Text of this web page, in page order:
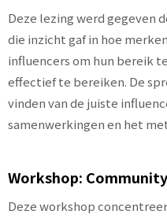
Deze lezing werd gegeven
die inzicht gaf in hoe
influencers om hun bereik
effectief te bereiken. De
vinden van de juiste
samenwerkingen en het
Workshop:
Deze workshop